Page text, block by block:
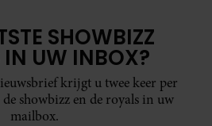
SHOWBIZZ
IN UW INBOX?
krijgt u twee keer per
showbizz en de royals in uw
mailbox.